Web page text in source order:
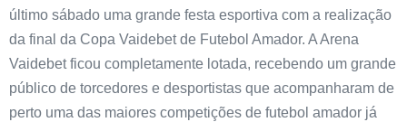
último sábado uma grande festa esportiva com a realização
da final da Copa Vaidebet de Futebol Amador. A Arena
Vaidebet ficou completamente lotada, recebendo um grande
público de torcedores e desportistas que acompanharam de
perto uma das maiores competições de futebol amador já